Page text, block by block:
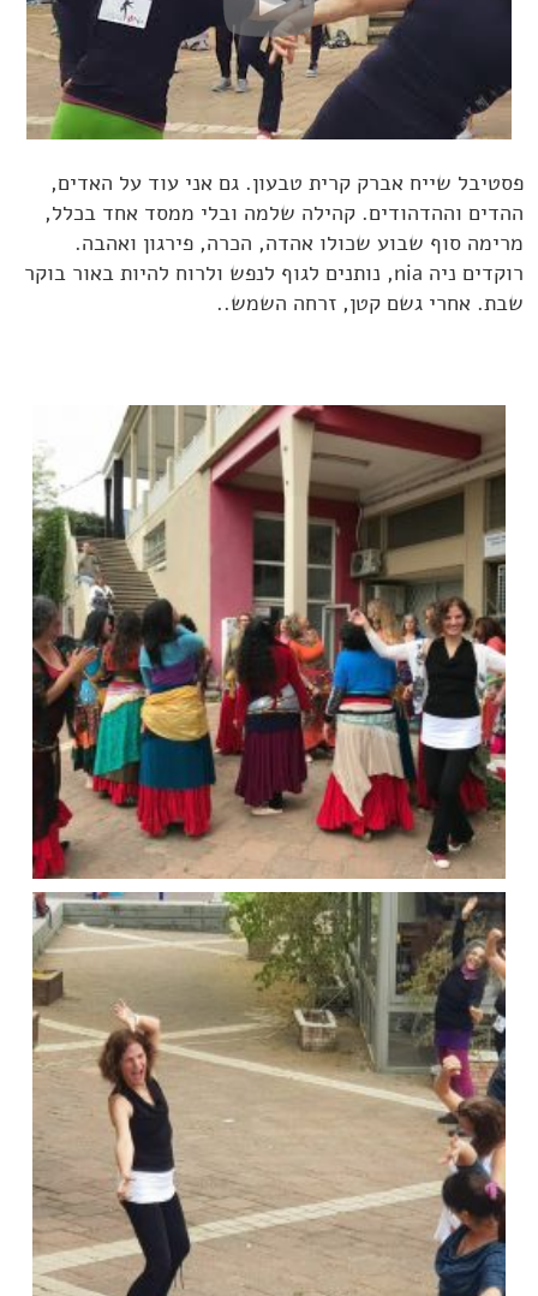
פסטיבל שייח אברק קרית טבעון. גם אני עוד על האדים,
ההדים וההדהודים. קהילה שלמה ובלי ממסד אחד בכלל,
מרימה סוף שבוע שכולו אהדה, הכרה, פירגון ואהבה.
רוקדים ניה nia, נותנים לגוף לנפש ולרוח להיות באור בוקר
שבת. אחרי גשם קטן, זרחה השמש..